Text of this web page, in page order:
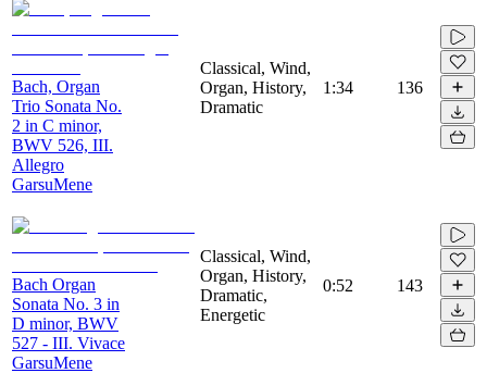
Bach, Organ
Trio Sonata No.
2 in C minor,
BWV 526, III.
Allegro
GarsuMene
Classical, Wind,
Organ, History,
Dramatic
1:34 136
Bach Organ
Sonata No. 3 in
D minor, BWV
527 - III. Vivace
GarsuMene
Classical, Wind,
Organ, History,
Dramatic,
Energetic
0:52 143